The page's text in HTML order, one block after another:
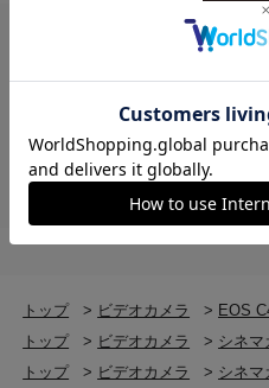
ートします。また、新たに
ーマット「XF-HEVC S／
ています。新たに、撮影日
に表示可能にすることで、
おいてのファイル管理がし
効率化を実現します。
※1 マウントアダプターの
ージをご確認ください。
る場合、画角が約6％クロッ
ガンマ
Canon Log ２、Canon
Wide DR、BT.709
カラースペース
15000K）、セットA/B
トップ > ビデオカメラ > EOS
トップ
> ビデオカメラ > シネマ
トップ
> ビデオカメラ > シネマ